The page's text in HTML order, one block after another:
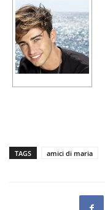
TAGS amici di maria